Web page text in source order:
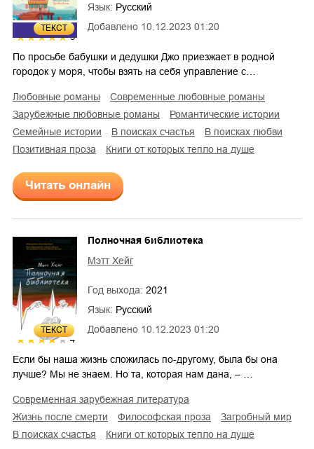
ТЕКСТ
5
Добавлено 10.12.2023 01:20
Язык: Русский
По просьбе бабушки и дедушки Джо приезжает в родной
городок у моря, чтобы взять на себя управление с…
любовные романы
современные любовные романы
зарубежные любовные романы
романтические истории
семейные истории
в поисках счастья
в поисках любви
позитивная проза
Книги от которых тепло на душе
Читать онлайн
ТЕКСТ
4
Добавлено 10.12.2023 01:20
Полночная библиотека
Мэтт Хейг
Год выхода: 2021
Язык: Русский
Если бы наша жизнь сложилась по-другому, была бы она
лучше? Мы не знаем. Но та, которая нам дана, – …
современная зарубежная литература
жизнь после смерти
философская проза
загробный мир
в поисках счастья
Книги от которых тепло на душе